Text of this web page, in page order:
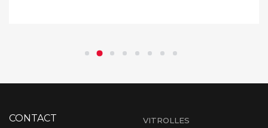
CONTACT
VITROLLES